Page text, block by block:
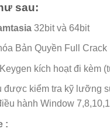
sau:
32bit và 64bit
Bản Quyền Full Crack
kích hoạt đi kèm
được kiểm tra kỹ lưỡng
hành Window
: